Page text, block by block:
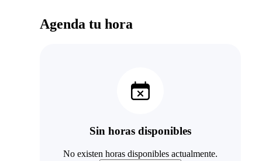
Agenda tu hora
Sin horas disponibles
No existen horas disponibles actualmente.